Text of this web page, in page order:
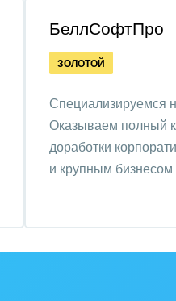
БеллСофтПро
ЗОЛОТОЙ
Специализируемся
Оказываем полный
доработки
и крупным